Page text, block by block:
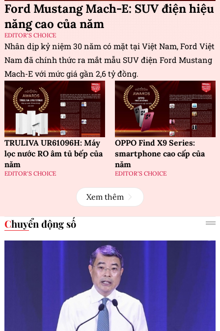
Ford Mustang Mach-E: SUV điện hiệu
năng cao của năm
EDITOR'S CHOICE
Nhân dịp kỷ niệm 30 năm có mặt tại Việt Nam, Ford Việt
Nam đã chính thức ra mắt mẫu SUV điện Ford Mustang
Mach-E với mức giá gần 2,6 tỷ đồng.
TRULIVA UR61096H: Máy
lọc nước RO âm tủ bếp của
năm
EDITOR'S CHOICE
OPPO Find X9 Series:
smartphone cao cấp của
năm
EDITOR'S CHOICE
Xem thêm
Chuyển động số